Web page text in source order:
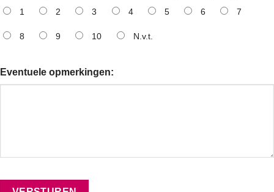
1 2 3 4 5 6 7
8 9 10 N.v.t.
Eventuele opmerkingen: